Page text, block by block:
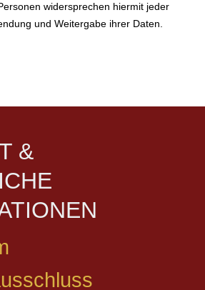
widersprechen hiermit jeder
und Weitergabe ihrer Daten.
&